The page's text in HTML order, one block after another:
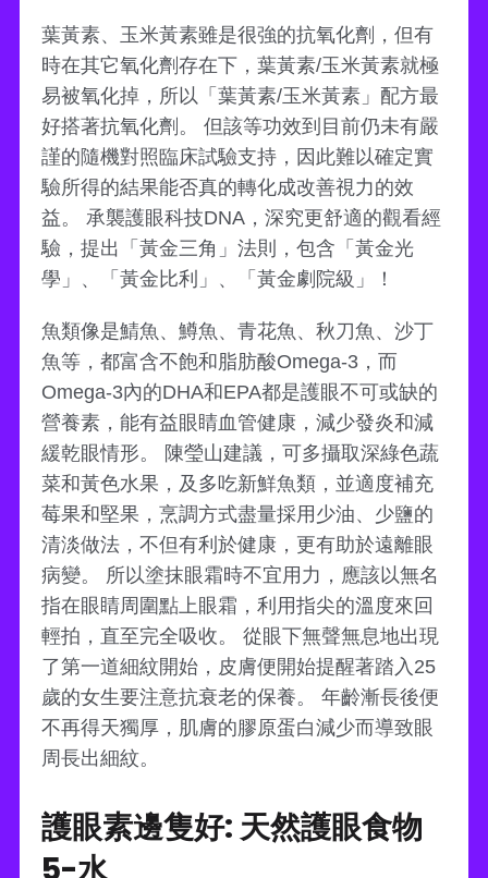
葉黃素、玉米黃素雖是很強的抗氧化劑，但有
時在其它氧化劑存在下，葉黃素/玉米黃素就極
易被氧化掉，所以「葉黃素/玉米黃素」配方最
好搭著抗氧化劑。 但該等功效到目前仍未有嚴
謹的隨機對照臨床試驗支持，因此難以確定實
驗所得的結果能否真的轉化成改善視力的效
益。 承襲護眼科技DNA，深究更舒適的觀看經
驗，提出「黃金三角」法則，包含「黃金光
學」、「黃金比利」、「黃金劇院級」！
魚類像是鯖魚、鱒魚、青花魚、秋刀魚、沙丁
魚等，都富含不飽和脂肪酸Omega-3，而
Omega-3內的DHA和EPA都是護眼不可或缺的
營養素，能有益眼睛血管健康，減少發炎和減
緩乾眼情形。 陳瑩山建議，可多攝取深綠色蔬
菜和黃色水果，及多吃新鮮魚類，並適度補充
莓果和堅果，烹調方式盡量採用少油、少鹽的
清淡做法，不但有利於健康，更有助於遠離眼
病變。 所以塗抹眼霜時不宜用力，應該以無名
指在眼睛周圍點上眼霜，利用指尖的溫度來回
輕拍，直至完全吸收。 從眼下無聲無息地出現
了第一道細紋開始，皮膚便開始提醒著踏入25
歲的女生要注意抗衰老的保養。 年齡漸長後便
不再得天獨厚，肌膚的膠原蛋白減少而導致眼
周長出細紋。
護眼素邊隻好: 天然護眼食物